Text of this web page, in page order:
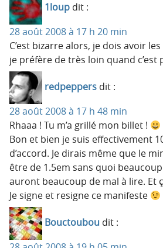
1loup dit :
28 août 2008 à 17 h 20 min
C’est bizarre alors, je dois avoir les
je préfère de très loin quand c’est
redpeppers dit :
28 août 2008 à 17 h 48 min
Rhaaa ! Tu m’a grillé mon billet !
Bon et bien je suis effectivement
d’accord. Je dirais même que le
être de 1.5em sans quoi
auront beaucoup de mal à lire. Et
Je signe et resigne ce manifeste
Bouctoubou dit :